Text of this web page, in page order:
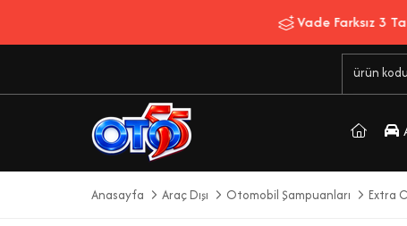
Anasayfa Araç Dışı Otomobil Şampuanları Extra